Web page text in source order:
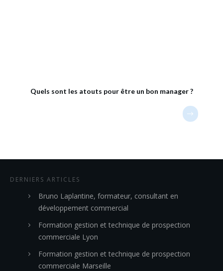
Quels sont les atouts pour être un bon manager ?
DERNIERS ARTICLES
Bruno Laplantine, formateur, consultant en
développement commercial
Formation gestion et technique de prospection
commerciale Lyon
Formation gestion et technique de prospection
commerciale Marseille